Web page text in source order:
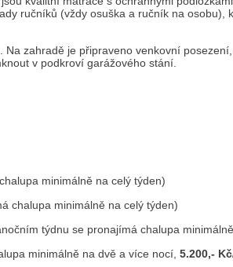
ručníků (vždy osuška a ručník na osobu),
zahradě je připraveno venkovní
v podkroví garážového stání.
minimálně na celý týden)
chalupa minimálně na celý týden)
týdnu se pronajímá chalupa
minimálně na dvě a více nocí, 5.200,- Kč